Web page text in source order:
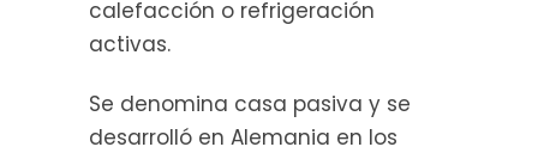
calefacción o refrigeración
activas.
Se denomina casa pasiva y se
desarrolló en Alemania en los